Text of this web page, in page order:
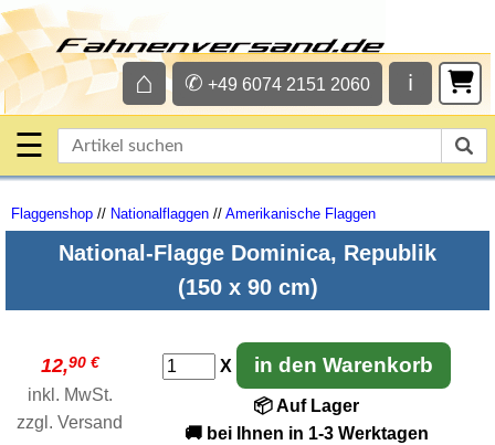
ℹ
✆ +49 6074 2151 2060
⌂
☰
Flaggenshop // Nationalflaggen // Amerikanische Flaggen
National-Flagge Dominica, Republik
(150 x 90 cm)
12,90 €
inkl. MwSt.
zzgl. Versand
X in den Warenkorb
📦 Auf Lager
🚚 bei Ihnen in 1-3 Werktagen